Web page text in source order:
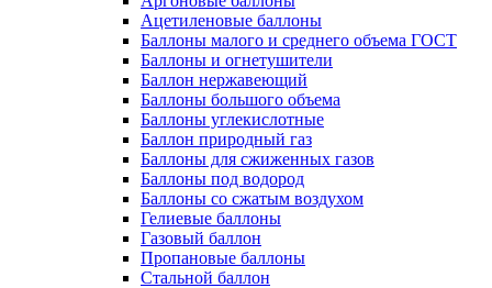
Ацетиленовые баллоны
Баллоны малого и среднего объема ГОСТ
Баллоны и огнетушители
Баллон нержавеющий
Баллоны большого объема
Баллоны углекислотные
Баллон природный газ
Баллоны для сжиженных газов
Баллоны под водород
Баллоны со сжатым воздухом
Гелиевые баллоны
Газовый баллон
Пропановые баллоны
Стальной баллон